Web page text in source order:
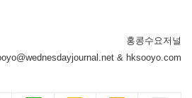
홍콩수요저널
& hksooyo.com